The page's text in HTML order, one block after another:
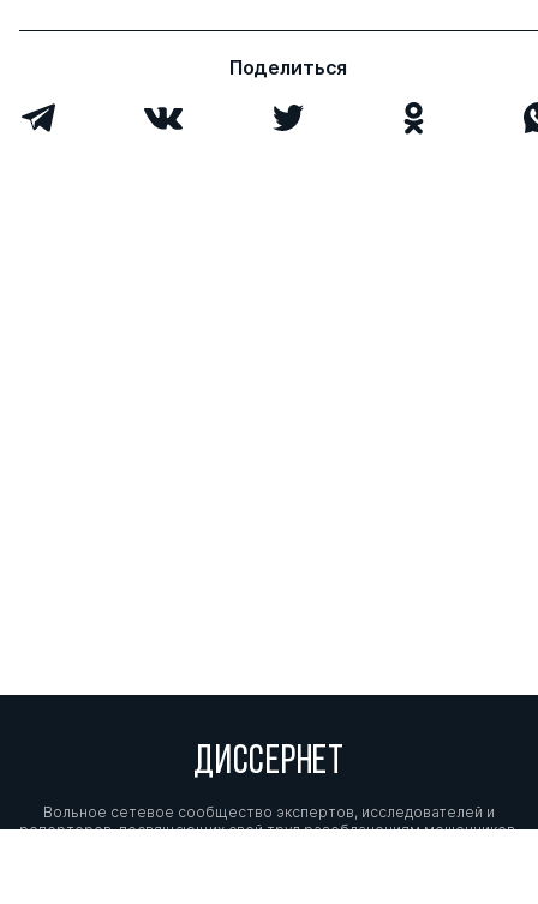
Поделиться
ДИССЕРНЕТ
Вольное сетевое сообщество экспертов, исследователей и
репортеров, посвящающих свой труд разоблачениям мошенников,